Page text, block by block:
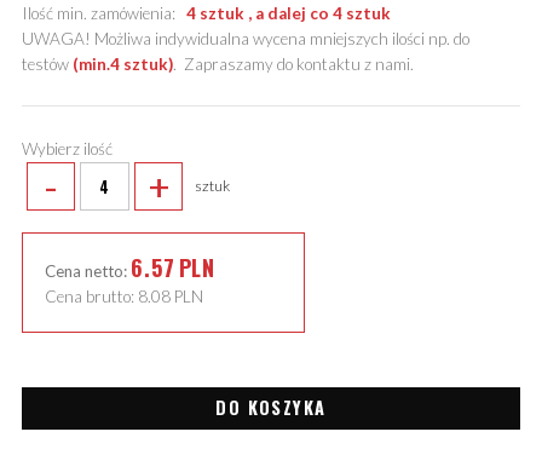
Ilość min. zamówienia: 4 sztuk , a dalej co 4 sztuk
UWAGA! Możliwa indywidualna wycena mniejszych ilości np. do
testów (min.4 sztuk). Zapraszamy do kontaktu z nami.
Wybierz ilość
- + sztuk
Cena netto: 6.57 PLN
Cena brutto: 8.08 PLN
DO KOSZYKA